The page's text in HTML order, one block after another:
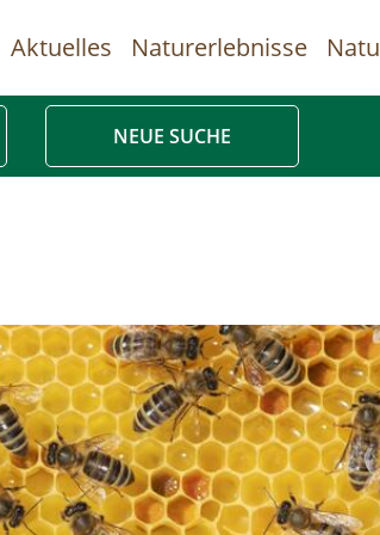
Aktuelles Naturerlebnisse
NEUE SUCHE